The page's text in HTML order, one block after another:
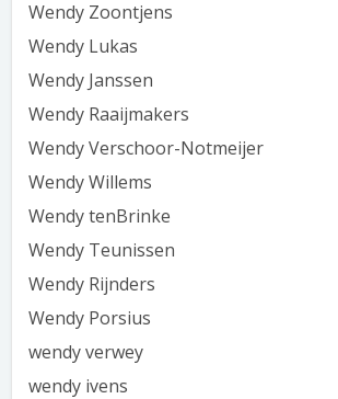
Wendy Zoontjens
Wendy Lukas
Wendy Janssen
Wendy Raaijmakers
Wendy Verschoor-Notmeijer
Wendy Willems
Wendy tenBrinke
Wendy Teunissen
Wendy Rijnders
Wendy Porsius
wendy verwey
wendy ivens